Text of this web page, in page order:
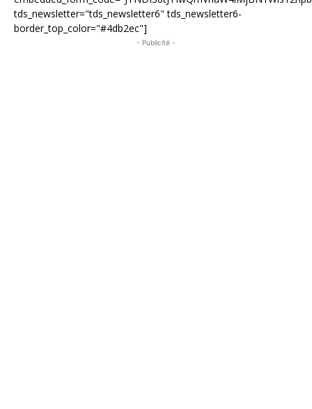
tds_newsletter="tds_newsletter6" tds_newsletter6-
border_top_color="#4db2ec"]
- Publicité -